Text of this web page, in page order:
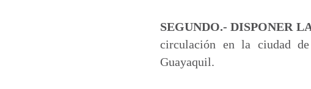
SEGUNDO.- DISPONER
circulación en la ciudad
Guayaquil.